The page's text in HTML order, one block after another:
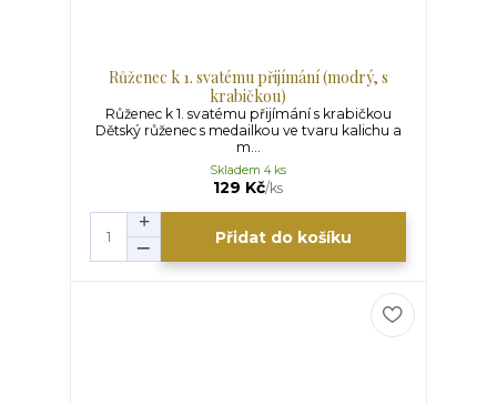
Růženec k 1. svatému přijímání (modrý, s
krabičkou)
Růženec k 1. svatému přijímání s krabičkou
Dětský růženec s medailkou ve tvaru kalichu a
m...
129 Kč/ks
Skladem 4 ks
Přidat do košíku